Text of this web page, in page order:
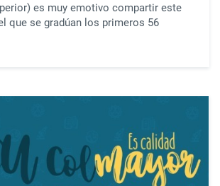
es muy emotivo compartir este
que se gradúan los primeros 56